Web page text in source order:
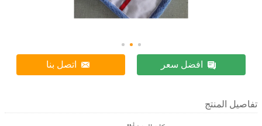
افضل سعر اتصل بنا
تفاصيل المنتج